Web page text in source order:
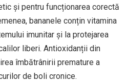
și pentru funcționarea corectă
bananele conțin vitamina
imunitar și la protejarea
liberi. Antioxidanții din
îmbătrânirii premature a
de boli cronice.